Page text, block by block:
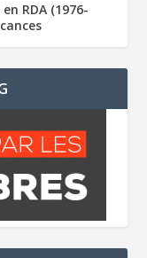
RDA (1976-